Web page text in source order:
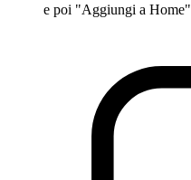
e poi "Aggiungi a Home"